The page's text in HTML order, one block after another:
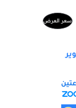
سعر العرضمنتج